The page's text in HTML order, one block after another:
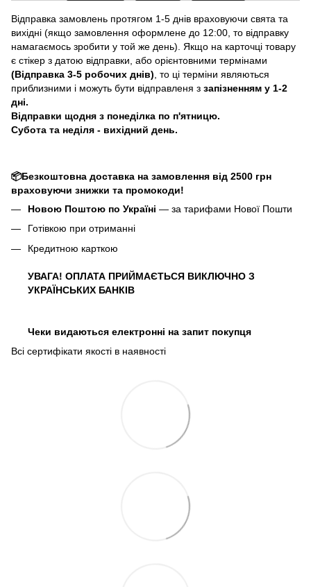
Відправка замовлень протягом 1-5 днів враховуючи свята та
вихідні (якщо замовлення оформлене до 12:00, то відправку
намагаємось зробити у той же день). Якщо на карточці товару
є стікер з датою відправки, або орієнтовними термінами
(Відправка 3-5 робочих днів) , то ці терміни являються
приблизними і можуть бути відправленя з запізненням у 1-2
дні.
Відправки щодня з понеділка по п'ятницю.
Субота та неділя - вихідний день.
📦Безкоштовна доставка на замовлення від 2500 грн
враховуючи знижки та промокоди!
Новою Поштою по Україні — за тарифами Нової Пошти
Готівкою при отриманні
Кредитною карткою
УВАГА! ОПЛАТА ПРИЙМАЄТЬСЯ ВИКЛЮЧНО З
УКРАЇНСЬКИХ БАНКІВ
Чеки видаються електронні на запит покупця
Всі сертифікати якості в наявності